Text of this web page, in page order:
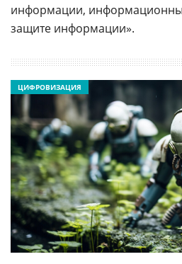
информации,
защите информации».
ЦИФРОВИЗАЦИЯ